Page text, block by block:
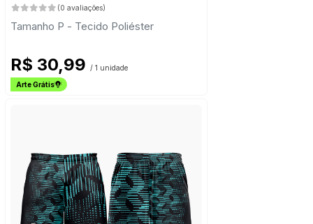
(0 avaliações)
Tamanho P - Tecido Poliéster
R$ 30,99 / 1 unidade
Arte Grátis